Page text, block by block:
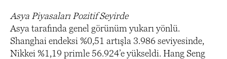
Asya Piyasaları Pozitif Seyirde
Asya tarafında genel görünüm yukarı yönlü.
Shanghai endeksi %0,51 artışla 3.986 seviyesinde,
Nikkei %1,19 primle 56.924’e yükseldi. Hang Seng